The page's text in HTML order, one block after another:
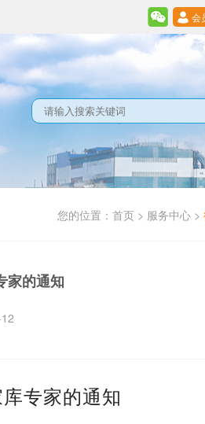
会
您的位置： 首页 > 服务中心 >
家的通知
专家的通知